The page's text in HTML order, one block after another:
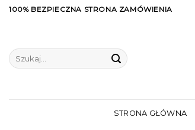
Skip100% BEZPIECZNA STRONA ZAMÓWIENIA
Szukaj:
STRONA GŁÓWNA